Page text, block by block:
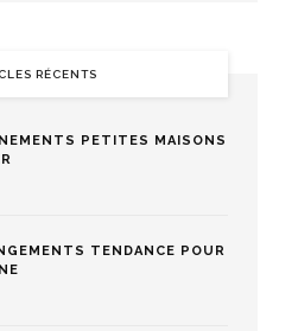
RÉCENTS
PETITES MAISONS
TENDANCE POUR